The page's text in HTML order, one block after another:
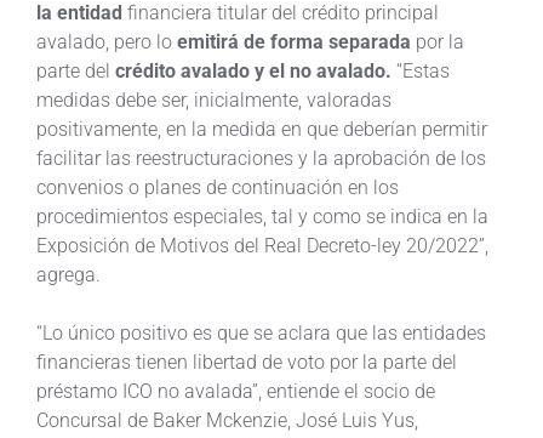
la entidad financiera titular del crédito principal
avalado, pero lo emitirá de forma separada por la
parte del crédito avalado y el no avalado. “Estas
medidas debe ser, inicialmente, valoradas
positivamente, en la medida en que deberían permitir
facilitar las reestructuraciones y la aprobación de los
convenios o planes de continuación en los
procedimientos especiales, tal y como se indica en la
Exposición de Motivos del Real Decreto-ley 20/2022”,
agrega.
“Lo único positivo es que se aclara que las entidades
financieras tienen libertad de voto por la parte del
préstamo ICO no avalada”, entiende el socio de
Concursal de Baker Mckenzie, José Luis Yus,